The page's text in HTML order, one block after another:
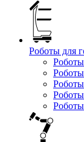
Роботы для